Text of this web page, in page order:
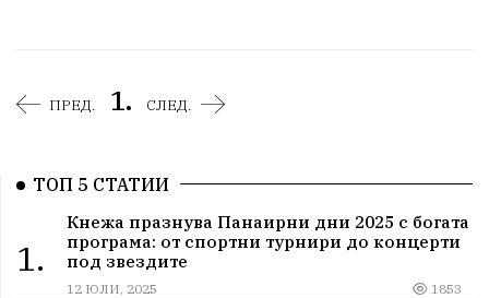
ПРЕД. 1. СЛЕД.
ТОП 5 СТАТИИ
1.
Кнежа празнува Панаирни дни 2025 с богата
програма: от спортни турнири до концерти
под звездите
12 ЮЛИ, 2025 1853